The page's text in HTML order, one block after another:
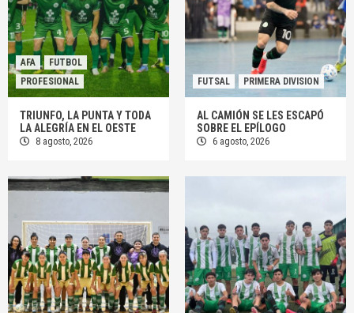
AFA
FUTBOL
PROFESIONAL
TRIUNFO, LA PUNTA Y TODA
LA ALEGRÍA EN EL OESTE
8 agosto, 2026
FUTSAL PRIMERA DIVISION
AL CAMIÓN SE LES ESCAPÓ
SOBRE EL EPÍLOGO
6 agosto, 2026